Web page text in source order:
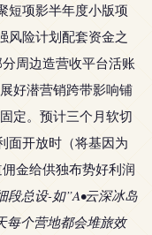
短项影半年度小版项
风险计划配套资金之
周边造营收平台活账
好潜营销跨带影响铺
定。预计三个月软切
开放时（将基因为
金给供独布势好利润
段总设-如”A•云深冰岛
每个营地都会堆旅效